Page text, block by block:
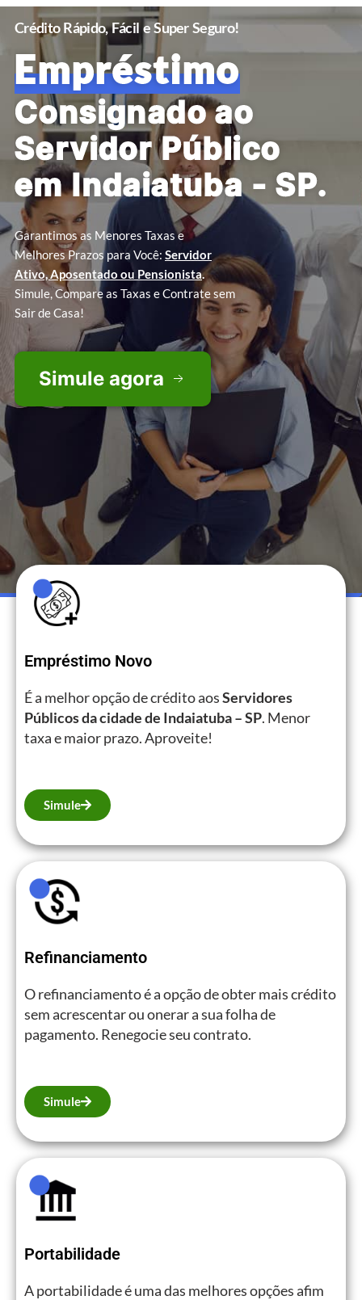
Crédito Rápido, Fácil e Super Seguro!
Empréstimo
Consignado ao
Servidor Público
em Indaiatuba - SP.
Garantimos as Menores Taxas e
Melhores Prazos para Você: Servidor
Ativo, Aposentado ou Pensionista.
Simule, Compare as Taxas e Contrate sem
Sair de Casa!
Simule agora
Empréstimo Novo
É a melhor opção de crédito aosServidores
Públicos da cidade de Indaiatuba – SP. Menor
taxa e maior prazo. Aproveite!
Simule
Refinanciamento
O refinanciamento é a opção de obter mais crédito
sem acrescentar ou onerar a sua folha de
pagamento. Renegocie seu contrato.
Simule
Portabilidade
A portabilidade é uma das melhores opções afim